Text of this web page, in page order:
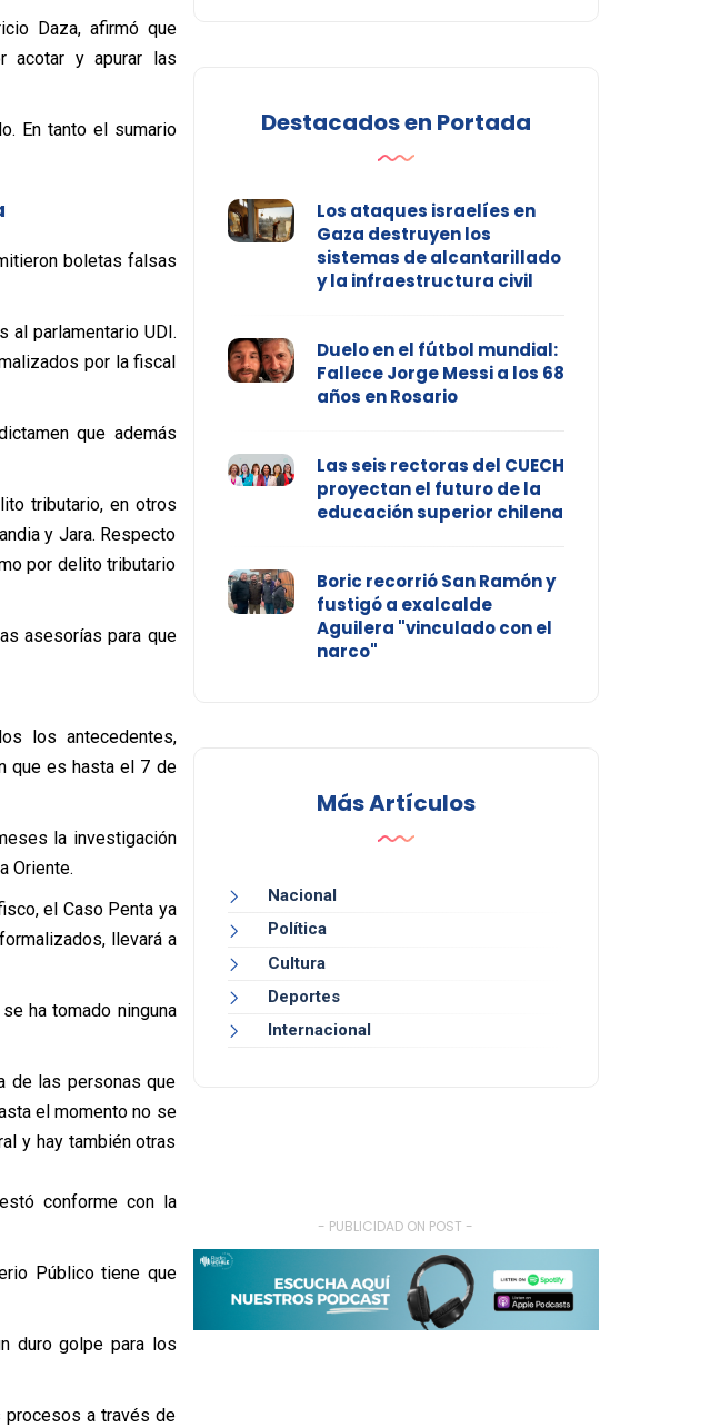
Daza, afirmó que
acotar y apurar las
En tanto el sumario
boletas falsas
al parlamentario UDI.
por la fiscal
que además
tributario, en otros
y Jara. Respecto
por delito tributario
asesorías para que
los antecedentes,
que es hasta el 7 de
la investigación
Oriente.
el Caso Penta ya
llevará a
ha tomado ninguna
de las personas que
el momento no se
y hay también otras
conforme con la
Público tiene que
duro golpe para los
procesos a través de
Destacados en Portada
Los ataques israelíes en
Gaza destruyen los
sistemas de alcantarillado
y la infraestructura civil
Duelo en el fútbol mundial:
Fallece Jorge Messi a los 68
años en Rosario
Las seis rectoras del CUECH
proyectan el futuro de la
educación superior chilena
Boric recorrió San Ramón y
fustigó a exalcalde
Aguilera "vinculado con el
narco"
Más Artículos
Nacional
Política
Cultura
Deportes
Internacional
- PUBLICIDAD ON POST -